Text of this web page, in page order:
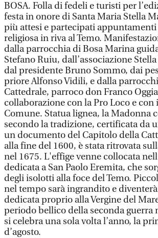
BOSA. Folla di fedeli e turisti per
festa in onore di Santa Maria Stella
più attesi e partecipati
religiosa in riva al Temo.
dalla parrocchia di Bosa Marina
Stefano Ruiu, dall’associazione
dal presidente Bruno Sommo, dai
priore Alfonso Vidili, e dalla
Cattedrale, parroco don Franco
collaborazione con la Pro Loco e
Comune. Statua lignea, la Madonna
secondo la tradizione, certificata da
un documento del Capitolo della
alla fine del 1600, è stata ritrovata
nel 1675. L'effige venne collocata
dedicata a San Paolo Eremita, che
degli isolotti alla foce del Temo.
nel tempo sarà ingrandito e
dedicata proprio alla Vergine del
periodo bellico della seconda guerra
si celebra una sola volta l’anno, la
d’agosto.